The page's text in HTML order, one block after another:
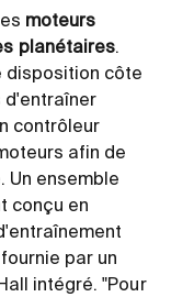
moteurs
planétaires.
disposition côte
d'entraîner
contrôleur
afin de
Un ensemble
conçu en
par un
intégré. "Pour